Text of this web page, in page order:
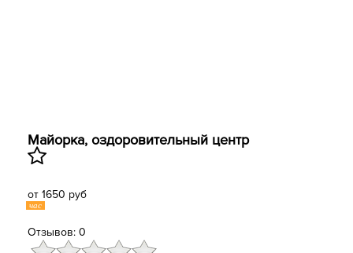
Майорка, оздоровительный центр
от 1650 руб
час
Отзывов: 0